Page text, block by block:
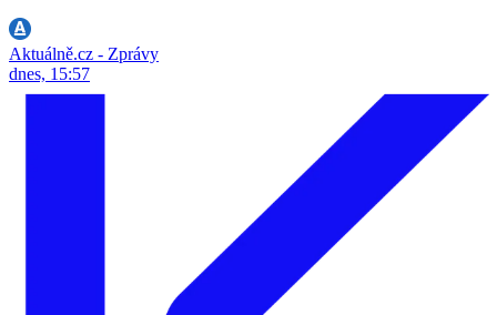
Aktuálně.cz - Zprávy
dnes, 15:57